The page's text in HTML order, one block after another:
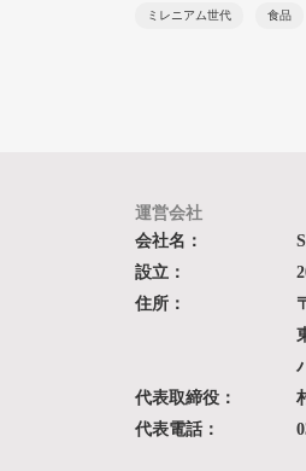
ミレニアム世代 食品
運営会社
会社名：
設立：
住所：
代表取締役：
代表電話：